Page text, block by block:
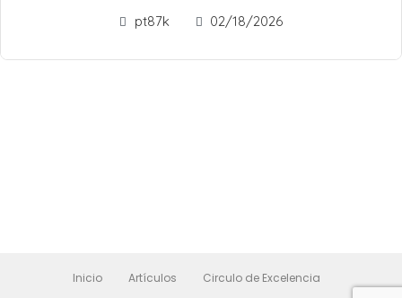
pt87k 02/18/2026
Inicio Artículos Circulo de Excelencia